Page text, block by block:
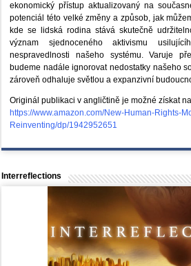
ekonomický přístup aktualizovaný na
potenciál této velké změny a způsob, jak
kde se lidská rodina stává skutečně
význam sjednoceného aktivismu
nespravedlnosti našeho systému. Varuje
budeme nadále ignorovat nedostatky našeho
zároveň odhaluje světlou a expanzivní
Originál publikaci v angličtině je možné získat
https://www.amazon.com/New-Human-Rights-
Reinventing/dp/1942952651
Interreflections